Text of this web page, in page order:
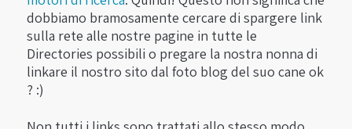
dobbiamo bramosamente cercare di spargere link
sulla rete alle nostre pagine in tutte le
Directories possibili o pregare la nostra nonna di
linkare il nostro sito dal foto blog del suo cane ok
? :)